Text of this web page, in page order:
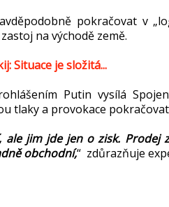
pokračovat v
na východě země.
Situace je složitá...
Putin vysílá
tlaky a provokace
ale jim jde jen o zisk.
obchodní,“ zdůrazňuje